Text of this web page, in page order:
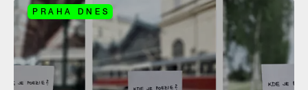
PRAHA DNES